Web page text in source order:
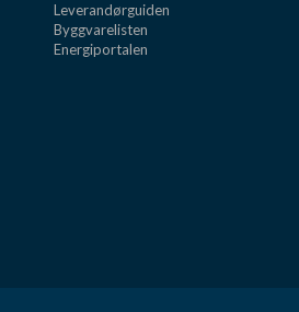
Leverandørguiden
Byggvarelisten
Energiportalen